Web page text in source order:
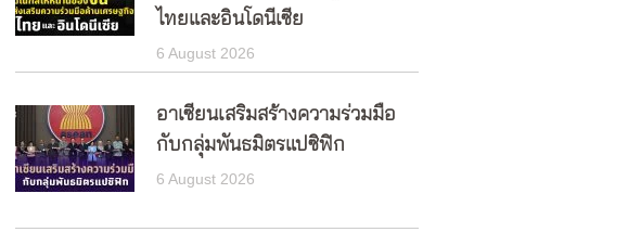
ไทยและอินโดนีเซีย
6 August 2026
อาเซียนเสริมสร้างความร่วมมือ
กับกลุ่มพันธมิตรแปซิฟิก
6 August 2026